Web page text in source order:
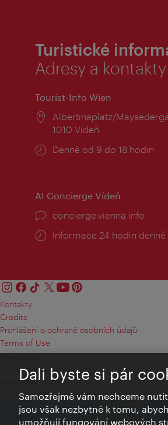
Turistické
Adresy a kontakty
Tourist-Info Wien
Místo:
Albertinaplatz/
1010 Vídeň
Provozní
Denně od 9 do 18 hodin
AI Concierge Vídeň
concierge.vienna.info
Informace 24 hodin denně
Kontakty
Credits
Prohlášení o ochraně osobních údajů
Terms of Use
Přístupnost
Kontakt pro tisk
Nastavení cookies
© Copyright Wien Tourismus
Dali byste si pár
Samozřejmě vám nechceme
jsou však nezbytné k tomu,
umožňují fungování webových